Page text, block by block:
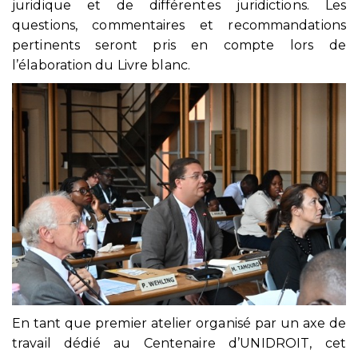
juridique et de différentes juridictions. Les
questions, commentaires et recommandations
pertinents seront pris en compte lors de
l’élaboration du Livre blanc.
En tant que premier atelier organisé par un axe de
travail dédié au Centenaire d’UNIDROIT, cet